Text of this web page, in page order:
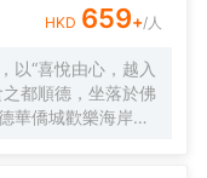
空間，旨在為商旅
豪華房間，所有房
一應配套齊全，擁
費停車。100平米
設置自助洗衣房，
HKD 659+/人
以“喜悅由心，越入
都順德，坐落於佛
華僑城歡樂海岸